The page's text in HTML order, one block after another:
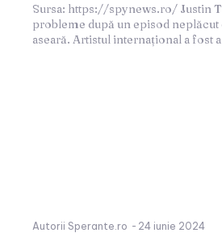
Sursa: https://spynews.ro/ Justin
probleme după un episod neplăcut
aseară. Artistul internațional a fost
Autorii Sperante.ro - 24 iunie 2024